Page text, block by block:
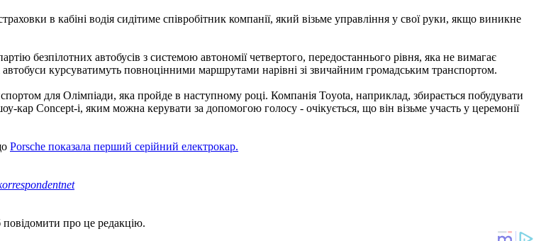
в кабіні водія сидітиме співробітник компанії, який візьме управління у свої руки, якщо виникне
безпілотних автобусів з системою автономії четвертого, передостаннього рівня, яка не вимагає
автобуси курсуватимуть повноцінними маршрутами нарівні зі звичайним громадським транспортом.
для Олімпіади, яка пройде в наступному році. Компанія Toyota, наприклад, збирається побудувати
кар Concept-i, яким можна керувати за допомогою голосу - очікується, що він візьме участь у церемонії
Porsche показала перший серійний електрокар.
про це редакцію.